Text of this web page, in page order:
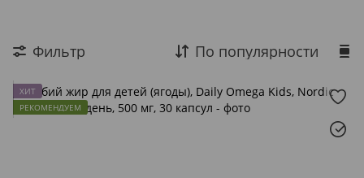
Фильтр По популярности
ХИТ
РЕКОМЕНДУЕМ